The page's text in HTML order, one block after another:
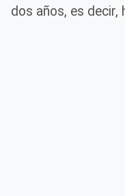
dos años, es decir,